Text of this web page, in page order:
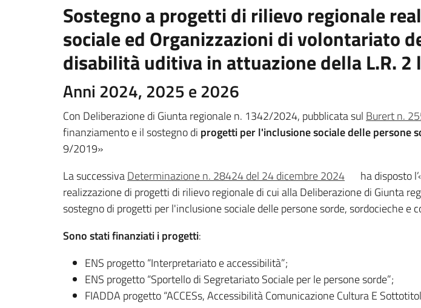
Sostegno a progetti di rilievo regionale
sociale ed Organizzazioni di volontariato
disabilità uditiva in attuazione della L.R. 2
Anni 2024, 2025 e 2026
Con Deliberazione di Giunta regionale n. 1342/2024, pubblicata sul Burert n.
finanziamento e il sostegno di progetti per l'inclusione sociale delle persone
9/2019»
La successivaDeterminazione n. 28424 del 24 dicembre 2024
ha disposto
realizzazione di progetti di rilievo regionale di cui alla Deliberazione di Giunta
sostegno di progetti per l'inclusione sociale delle persone sorde, sordocieche
Sono stati finanziati i progetti:
ENS progetto “Interpretariato e accessibilità”;
ENS progetto “Sportello di Segretariato Sociale per le persone sorde”;
FIADDA progetto “ACCESs, Accessibilità Comunicazione Cultura E